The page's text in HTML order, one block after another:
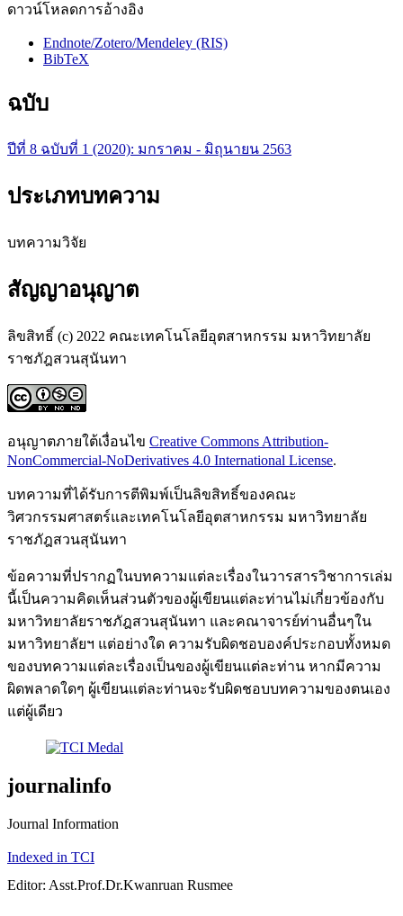
ดาวน์โหลดการอ้างอิง
Endnote/Zotero/Mendeley (RIS)
BibTeX
ฉบับ
ปีที่ 8 ฉบับที่ 1 (2020): มกราคม - มิถุนายน 2563
ประเภทบทความ
บทความวิจัย
สัญญาอนุญาต
ลิขสิทธิ์ (c) 2022 คณะเทคโนโลยีอุตสาหกรรม มหาวิทยาลัย
ราชภัฎสวนสุนันทา
อนุญาตภายใต้เงื่อนไข Creative Commons Attribution-
NonCommercial-NoDerivatives 4.0 International License.
บทความที่ได้รับการตีพิมพ์เป็นลิขสิทธิ์ของคณะ
วิศวกรรมศาสตร์และเทคโนโลยีอุตสาหกรรม มหาวิทยาลัย
ราชภัฎสวนสุนันทา
ข้อความที่ปรากฏในบทความแต่ละเรื่องในวารสารวิชาการเล่ม
นี้เป็นความคิดเห็นส่วนตัวของผู้เขียนแต่ละท่านไม่เกี่ยวข้องกับ
มหาวิทยาลัยราชภัฎสวนสุนันทา และคณาจารย์ท่านอื่นๆใน
มหาวิทยาลัยฯ แต่อย่างใด ความรับผิดชอบองค์ประกอบทั้งหมด
ของบทความแต่ละเรื่องเป็นของผู้เขียนแต่ละท่าน หากมีความ
ผิดพลาดใดๆ ผู้เขียนแต่ละท่านจะรับผิดชอบบทความของตนเอง
แต่ผู้เดียว
journalinfo
Journal Information
Indexed in TCI
Editor: Asst.Prof.Dr.Kwanruan Rusmee